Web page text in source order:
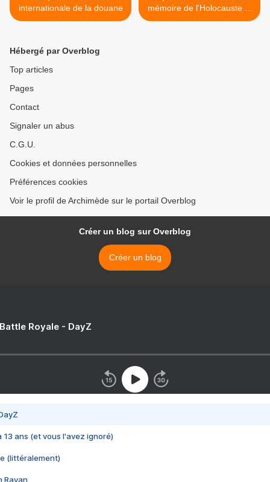
internationale de la douane
mémoire de l'Holocauste et
de la prévention des crimes
Hébergé par Overblog
Top articles
Pages
Contact
Signaler un abus
C.G.U.
Cookies et données personnelles
Préférences cookies
Voir le profil de Archimède sur le portail Overblog
Créer un blog sur Overblog
Créer un blog
Royale - DayZ
13 ans (et vous l'avez ignoré)
(littéralement)
Rayan